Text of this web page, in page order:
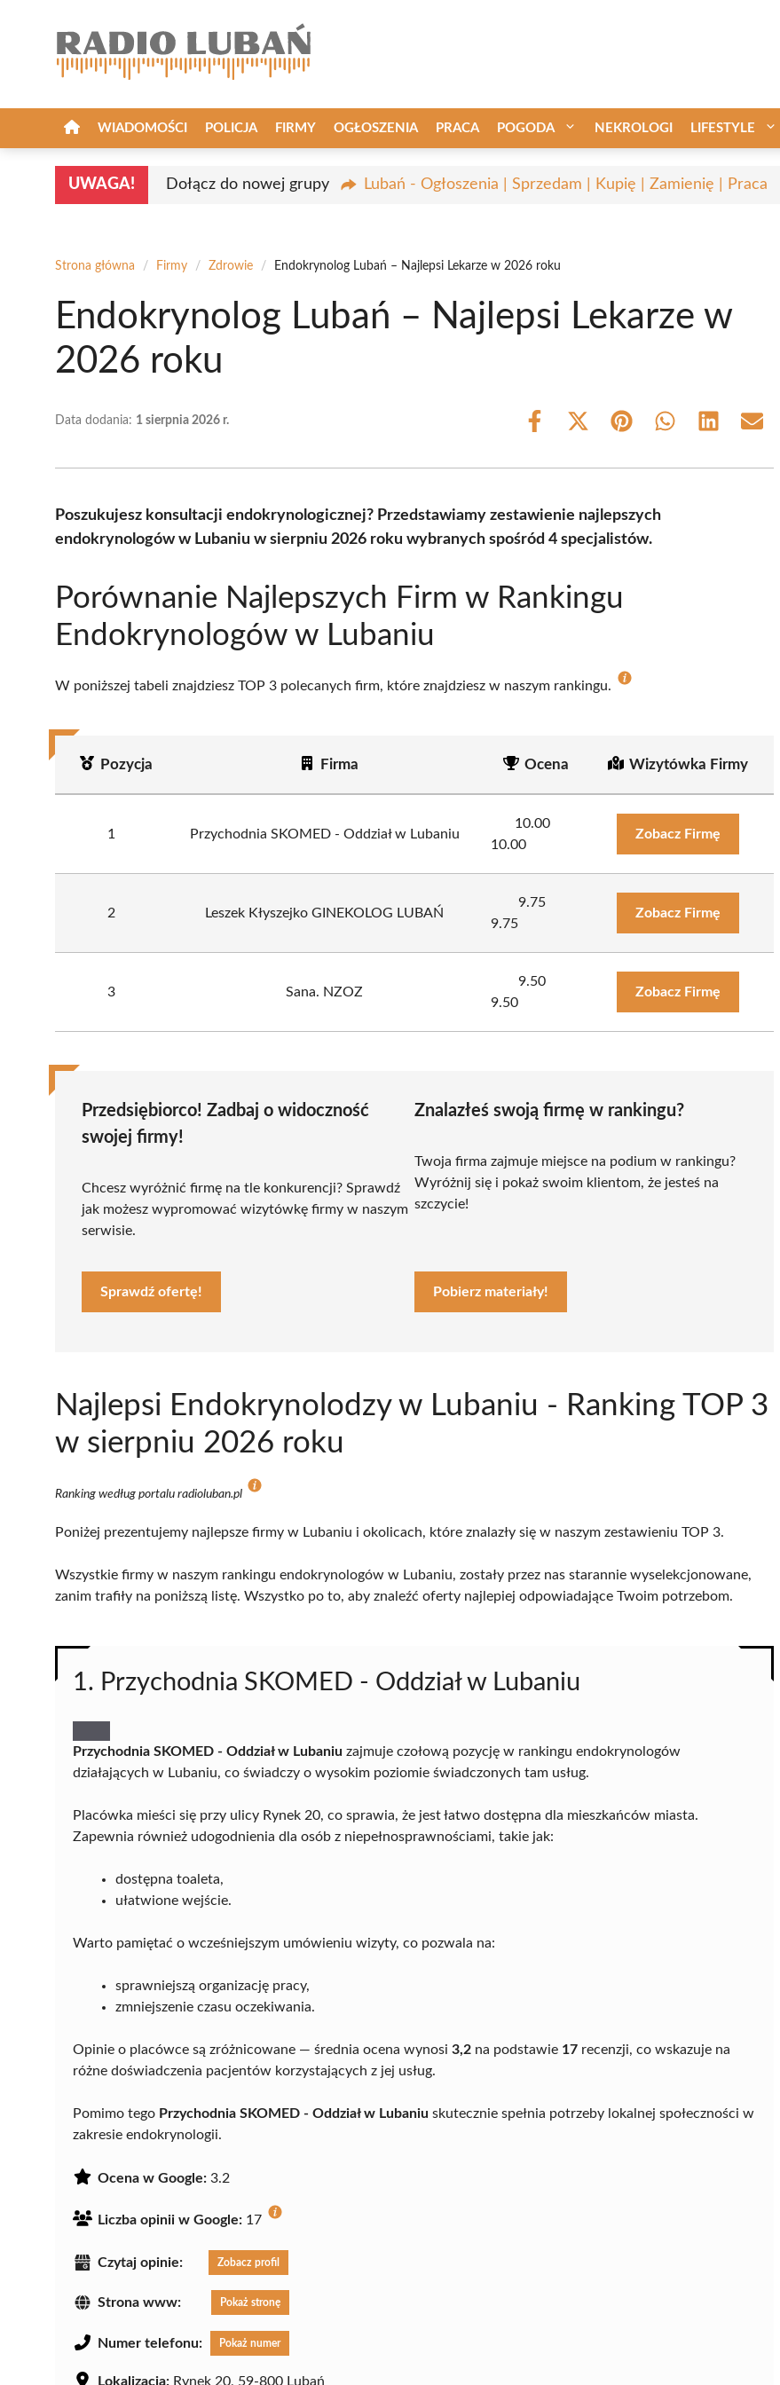
WIADOMOŚCI POLICJA FIRMY OGŁOSZENIA PRACA POGODA NEKROLOGI LIFESTYLE
UWAGA! Dołącz do nowej grupy Lubań - Ogłoszenia | Sprzedam | Kupię | Zamienię | Praca
Strona główna / Firmy / Zdrowie / Endokrynolog Lubań – Najlepsi Lekarze w 2026 roku
Endokrynolog Lubań – Najlepsi Lekarze w
2026 roku
Data dodania: 1 sierpnia 2026 r.
Share
Share
(Twitter)
Share Share Share Share
Poszukujesz konsultacji endokrynologicznej? Przedstawiamy zestawienie najlepszych
endokrynologów w Lubaniu w sierpniu 2026 roku wybranych spośród 4 specjalistów.
Porównanie Najlepszych Firm w Rankingu
Endokrynologów w Lubaniu
W poniższej tabeli znajdziesz TOP 3 polecanych firm, które znajdziesz w naszym rankingu.
Pozycja Firma Ocena Wizytówka Firmy
1 Przychodnia SKOMED - Oddział w Lubaniu
10.00
10.00
Zobacz Firmę
2 Leszek Kłyszejko GINEKOLOG LUBAŃ
9.75
9.75
Zobacz Firmę
3 Sana. NZOZ
9.50
9.50
Zobacz Firmę
Przedsiębiorco! Zadbaj o widoczność
swojej firmy!
Chcesz wyróżnić firmę na tle konkurencji? Sprawdź
jak możesz wypromować wizytówkę firmy w naszym
serwisie.
Sprawdź ofertę!
Znalazłeś swoją firmę w rankingu?
Twoja firma zajmuje miejsce na podium w rankingu?
Wyróżnij się i pokaż swoim klientom, że jesteś na
szczycie!
Pobierz materiały!
Najlepsi Endokrynolodzy w Lubaniu - Ranking TOP 3
w sierpniu 2026 roku
Ranking według portalu radioluban.pl
Poniżej prezentujemy najlepsze firmy w Lubaniu i okolicach, które znalazły się w naszym zestawieniu TOP 3.
Wszystkie firmy w naszym rankingu endokrynologów w Lubaniu, zostały przez nas starannie wyselekcjonowane,
zanim trafiły na poniższą listę. Wszystko po to, aby znaleźć oferty najlepiej odpowiadające Twoim potrzebom.
1. Przychodnia SKOMED - Oddział w Lubaniu
Przychodnia SKOMED - Oddział w Lubaniu zajmuje czołową pozycję w rankingu endokrynologów
działających w Lubaniu, co świadczy o wysokim poziomie świadczonych tam usług.
Placówka mieści się przy ulicy Rynek 20, co sprawia, że jest łatwo dostępna dla mieszkańców miasta.
Zapewnia również udogodnienia dla osób z niepełnosprawnościami, takie jak:
dostępna toaleta,
ułatwione wejście.
Warto pamiętać o wcześniejszym umówieniu wizyty, co pozwala na:
sprawniejszą organizację pracy,
zmniejszenie czasu oczekiwania.
Opinie o placówce są zróżnicowane — średnia ocena wynosi 3,2 na podstawie 17 recenzji, co wskazuje na
różne doświadczenia pacjentów korzystających z jej usług.
Pomimo tego Przychodnia SKOMED - Oddział w Lubaniu skutecznie spełnia potrzeby lokalnej społeczności w
zakresie endokrynologii.
Ocena w Google: 3.2
Liczba opinii w Google: 17
Czytaj opinie: Zobacz profil
Strona www: Pokaż stronę
Numer telefonu: Pokaż numer
Lokalizacja: Rynek 20, 59-800 Lubań